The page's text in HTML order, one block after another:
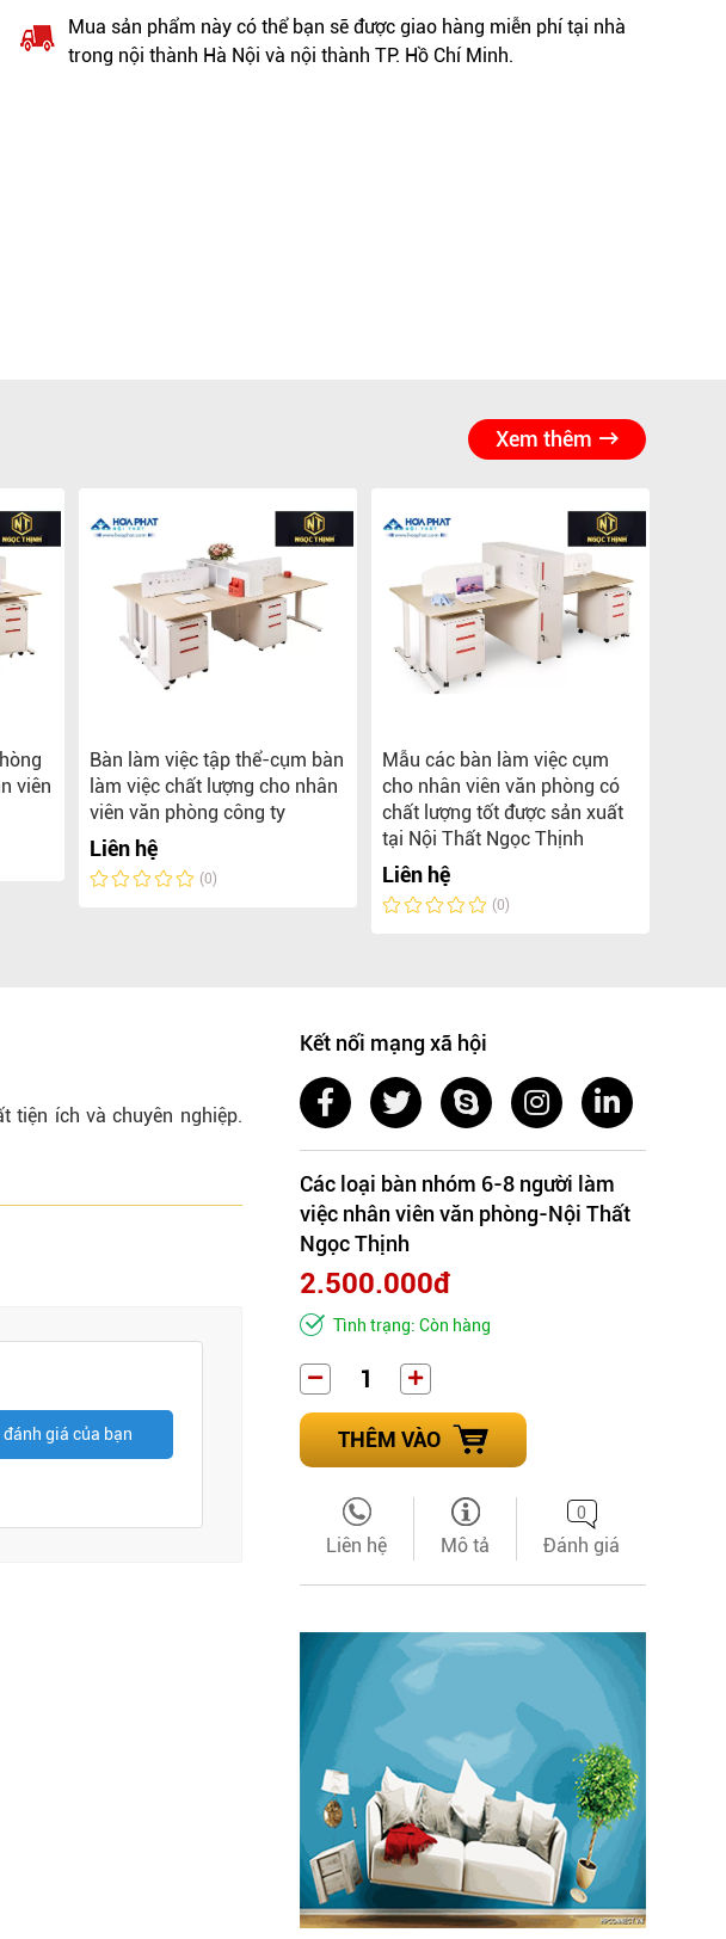
Mua sản phẩm này có thể bạn sẽ được giao hàng miễn phí tại nhà
trong nội thành Hà Nội và nội thành TP. Hồ Chí Minh.
Xem thêm
viên
Bàn làm việc tập thể-cụm bàn
làm việc chất lượng cho nhân
viên văn phòng công ty
Liên hệ
(0)
Mẫu các bàn làm việc cụm
cho nhân viên văn phòng có
chất lượng tốt được sản xuất
tại Nội Thất Ngọc Thịnh
Liên hệ
(0)
tiện ích và chuyên nghiệp.
đánh giá của bạn
Kết nối mạng xã hội
Các loại bàn nhóm 6-8 người làm
việc nhân viên văn phòng-Nội Thất
Ngọc Thịnh
2.500.000đ
Tình trạng: Còn hàng
THÊM VÀO
Liên hệ Mô tả
0
Đánh giá